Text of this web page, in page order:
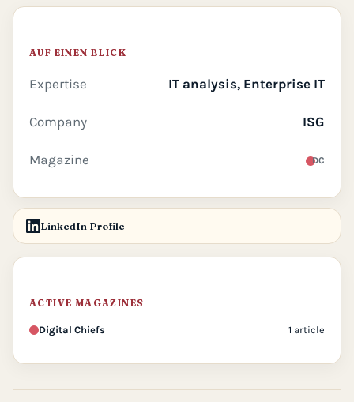
AUF EINEN BLICK
Expertise IT analysis, Enterprise IT
Company ISG
Magazine DC
LinkedIn Profile
ACTIVE MAGAZINES
Digital Chiefs 1 article